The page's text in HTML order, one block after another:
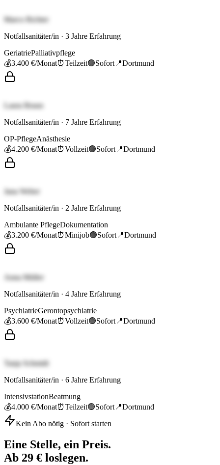
Marco Richter
Notfallsanitäter/in · 3 Jahre Erfahrung
GeriatriePalliativpflege
💰3.400 €/Monat⏰Teilzeit🟢Sofort 📍Dortmund
Laura Braun
Notfallsanitäter/in · 7 Jahre Erfahrung
OP-PflegeAnästhesie
💰4.200 €/Monat⏰Vollzeit🟢Sofort 📍Dortmund
Jana Weber
Notfallsanitäter/in · 2 Jahre Erfahrung
Ambulante PflegeDokumentation
💰3.200 €/Monat⏰Minijob🟢Sofort 📍Dortmund
Anna Müller
Notfallsanitäter/in · 4 Jahre Erfahrung
PsychiatrieGerontopsychiatrie
💰3.600 €/Monat⏰Vollzeit🟢Sofort 📍Dortmund
Tanja Schmidt
Notfallsanitäter/in · 6 Jahre Erfahrung
IntensivstationBeatmung
💰4.000 €/Monat⏰Teilzeit🟢Sofort 📍Dortmund
Kein Abo nötig · Sofort starten
Eine Stelle, ein Preis.
Ab 29 € loslegen.